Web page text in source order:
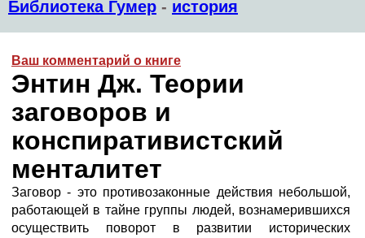
Библиотека Гумер - история
Ваш комментарий о книге
Энтин Дж. Теории
заговоров и
конспиративистский
менталитет
Заговор - это противозаконные действия небольшой,
работающей в тайне группы людей, вознамерившихся
осуществить поворот в развитии исторических